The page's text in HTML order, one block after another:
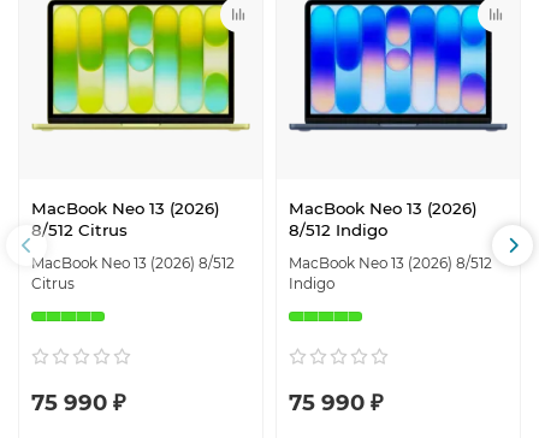
MacBook Neo 13 (2026)
8/512 Citrus
MacBook Neo 13 (2026) 8/512
Citrus
75 990 ₽
MacBook Neo 13 (2026)
8/512 Indigo
MacBook Neo 13 (2026) 8/512
Indigo
75 990 ₽